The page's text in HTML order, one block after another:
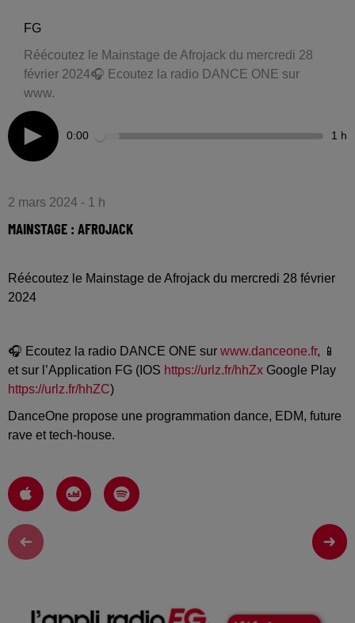
FG
Réécoutez le Mainstage de Afrojack du mercredi 28
février 2024🎧 Ecoutez la radio DANCE ONE sur
www.
0:00 1 h
2 mars 2024 - 1 h
MAINSTAGE : AFROJACK
Réécoutez le Mainstage de Afrojack du mercredi 28 février
2024
🎧 Ecoutez la radio DANCE ONE sur www.danceone.fr, 📱
et sur l’Application FG (IOS https://urlz.fr/hhZx Google Play
https://urlz.fr/hhZC)
DanceOne propose une programmation dance, EDM, future
rave et tech-house.